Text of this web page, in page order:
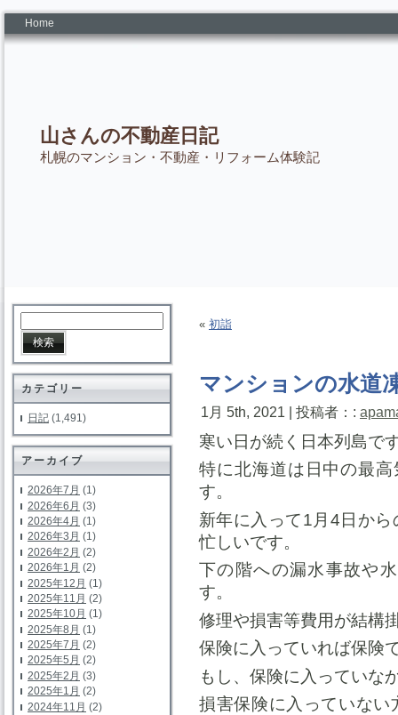
Home
山さんの不動産日記
札幌のマンション・不動産・リフォーム体験記
カテゴリー
日記 (1,491)
アーカイブ
2026年7月 (1)
2026年6月 (3)
2026年4月 (1)
2026年3月 (1)
2026年2月 (2)
2026年1月 (2)
2025年12月 (1)
2025年11月 (2)
2025年10月 (1)
2025年8月 (1)
2025年7月 (2)
2025年5月 (2)
2025年2月 (3)
2025年1月 (2)
2024年11月 (2)
« 初詣
マンションの水道
1月 5th, 2021 | 投稿者：:
寒い日が続く日本列島で
特に北海道は日中の最
す。
新年に入って1月4日か
忙しいです。
下の階への漏水事故や
す。
修理や損害等費用が結構
保険に入っていれば保険
もし、保険に入っていな
損害保険に入っていな